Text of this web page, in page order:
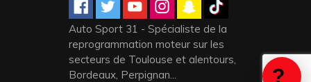
Auto Sport 31 - Spécialiste de la
reprogrammation moteur sur les
secteurs de Toulouse et alentours,
Bordeaux, Perpignan...